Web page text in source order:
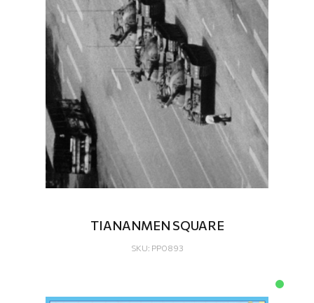
TIANANMEN SQUARE
SKU: PP0893